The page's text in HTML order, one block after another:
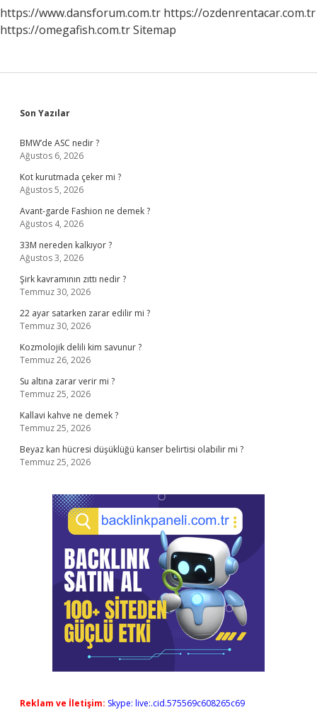
https://www.dansforum.com.tr https://ozdenrentacar.com.tr
https://omegafish.com.trSitemap
Sidebar
Son Yazılar
BMW’de ASC nedir ?
Ağustos 6, 2026
Kot kurutmada çeker mi ?
Ağustos 5, 2026
Avant-garde Fashion ne demek ?
Ağustos 4, 2026
33M nereden kalkıyor ?
Ağustos 3, 2026
Şirk kavramının zıttı nedir ?
Temmuz 30, 2026
22 ayar satarken zarar edilir mi ?
Temmuz 30, 2026
Kozmolojik delili kim savunur ?
Temmuz 26, 2026
Su altına zarar verir mi ?
Temmuz 25, 2026
Kallavi kahve ne demek ?
Temmuz 25, 2026
Beyaz kan hücresi düşüklüğü kanser belirtisi olabilir mi ?
Temmuz 25, 2026
Reklam ve İletişim: Skype: live:.cid.575569c608265c69